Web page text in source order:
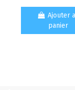
Ajouter
panier